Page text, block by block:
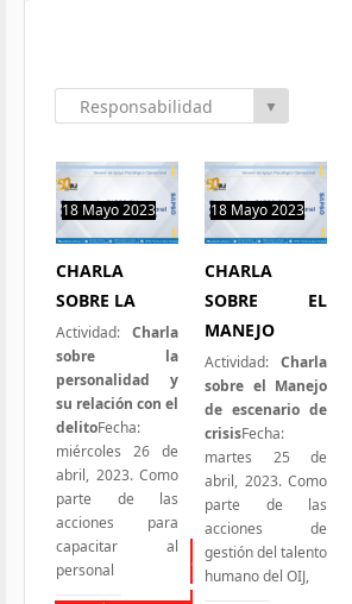
Todas las Iniciativas
Responsabilidad
▼
18 Mayo 2023
CHARLA
SOBRE LA
Actividad:Charla
sobre la
personalidad y
su relación con el
delitoFecha:
miércoles 26 de
abril, 2023. Como
parte de las
acciones para
capacitar al
personal
18 Mayo 2023
CHARLA
SOBRE EL
MANEJO
Actividad:Charla
sobre el Manejo
de escenario de
crisisFecha:
martes 25 de
abril, 2023. Como
parte de las
acciones de
gestión del talento
humano del OIJ,